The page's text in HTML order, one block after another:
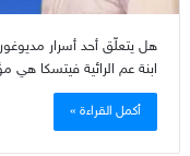
هل يتعلّق أحد أسرار
ابنة عم الرائية فيتسكا
أكمل القراءة »